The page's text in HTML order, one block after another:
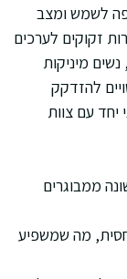
לשמש ומצב
זקוקים לערכים
מיניקות
להזדקק
יחד עם צוות
ממבוגרים
מה שמשפיע